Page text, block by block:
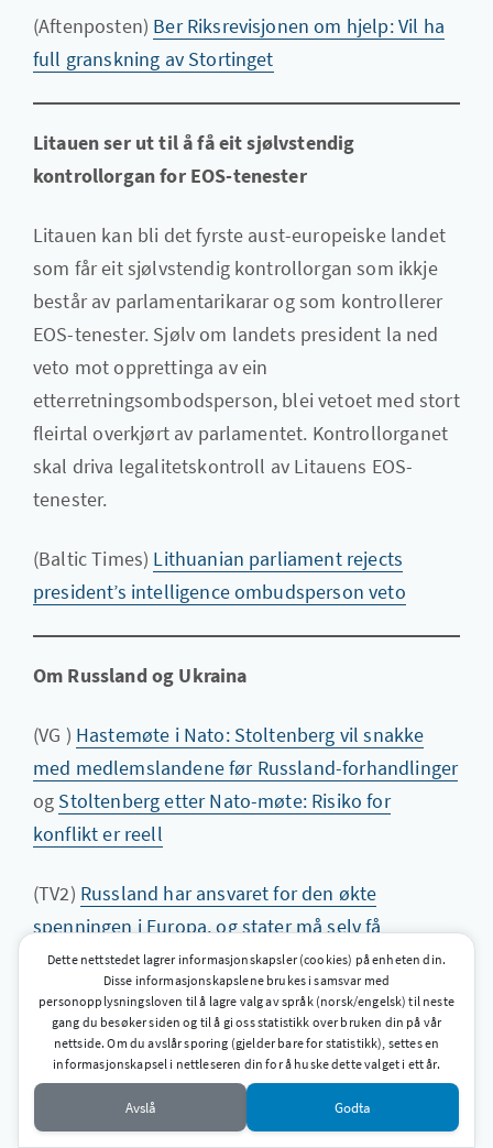
(Aftenposten) Ber Riksrevisjonen om hjelp: Vil ha
full granskning av Stortinget
Litauen ser ut til å få eit sjølvstendig
kontrollorgan for EOS-tenester
Litauen kan bli det fyrste aust-europeiske landet
som får eit sjølvstendig kontrollorgan som ikkje
består av parlamentarikarar og som kontrollerer
EOS-tenester. Sjølv om landets president la ned
veto mot opprettinga av ein
etterretningsombodsperson, blei vetoet med stort
fleirtal overkjørt av parlamentet. Kontrollorganet
skal driva legalitetskontroll av Litauens EOS-
tenester.
(Baltic Times) Lithuanian parliament rejects
president’s intelligence ombudsperson veto
Om Russland og Ukraina
(VG ) Hastemøte i Nato: Stoltenberg vil snakke
med medlemslandene før Russland-forhandlinger
og Stoltenberg etter Nato-møte: Risiko for
konflikt er reell
(TV2) Russland har ansvaret for den økte
spenningen i Europa, og stater må selv få
bestemme tilhørighet, slår utenriksministeren
(Reuters)Putin blames West for tensions since
end of Cold War
Dette nettstedet lagrer informasjonskapsler (cookies) på enheten din.
Disse informasjonskapslene brukes i samsvar med
personopplysningsloven til å lagre valg av språk (norsk/engelsk) til neste
gang du besøker siden og til å gi oss statistikk over bruken din på vår
nettside. Om du avslår sporing (gjelder bare for statistikk), settes en
informasjonskapsel i nettleseren din for å huske dette valget i ett år.
Avslå Godta